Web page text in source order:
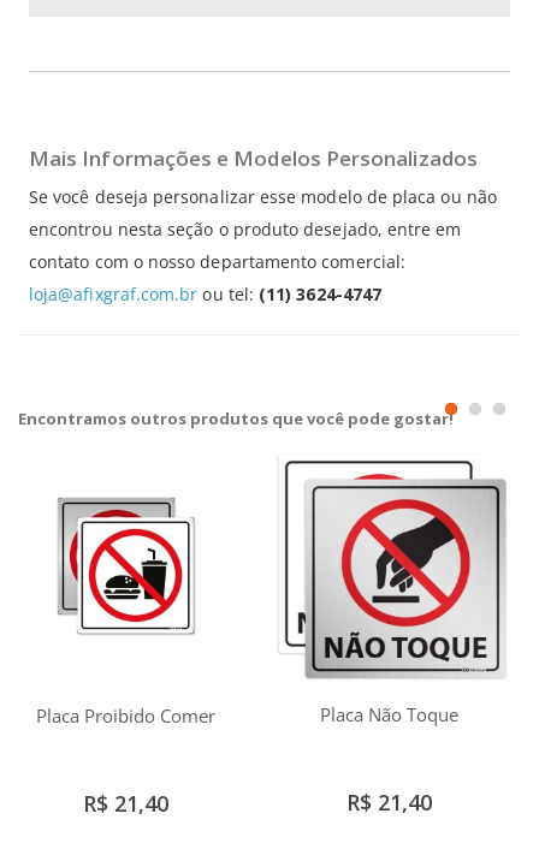
Mais Informações e Modelos Personalizados
Se você deseja personalizar esse modelo de placa ou não
encontrou nesta seção o produto desejado, entre em
contato com o nosso departamento comercial:
loja@afixgraf.com.br ou tel: (11) 3624-4747
Encontramos outros produtos que você pode gostar!
Placa Proibido Comer
R$ 21,40
Placa Não Toque
R$ 21,40